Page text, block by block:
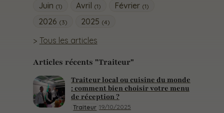
Juin (1) Avril (1) Février (1)
2026 (3) 2025 (4)
Tous les articles
Articles récents "Traiteur"
Traiteur 19/10/2025
Traiteur local ou cuisine du monde
: comment bien choisir votre menu
de réception ?